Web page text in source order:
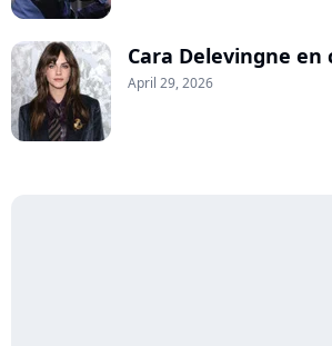
Cara Delevingne en
April 29, 2026